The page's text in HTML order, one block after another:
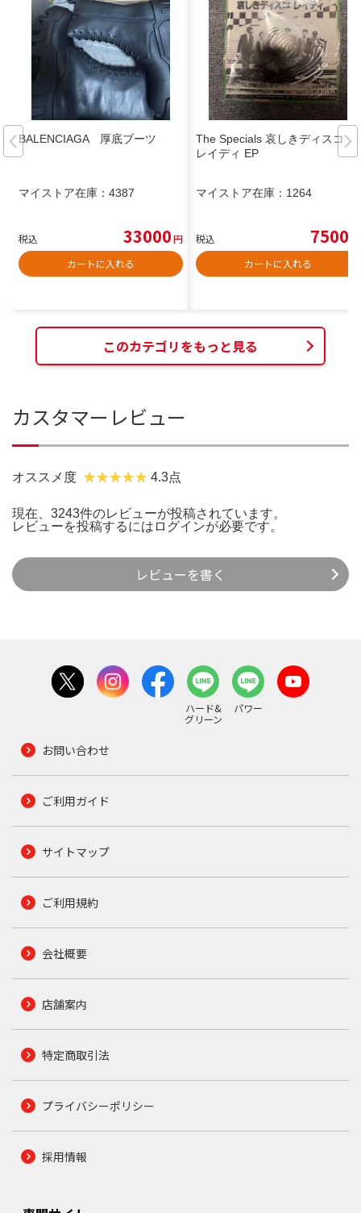
BALENCIAGA 厚底ブーツ
マイストア在庫： 4387
税込 33000円
カートに入れる
The Specials 哀しきディスコ・
レイディ EP
マイストア在庫： 1264
税込 7500
カートに入れる
このカテゴリをもっと見る
カスタマーレビュー
オススメ度 4.3点
現在、3243件のレビューが投稿されています。
レビューを投稿するには ログインが必要です。
レビューを書く
ハード&
グリーン
パワー
お問い合わせ
ご利用ガイド
サイトマップ
ご利用規約
会社概要
店舗案内
特定商取引法
プライバシーポリシー
採用情報